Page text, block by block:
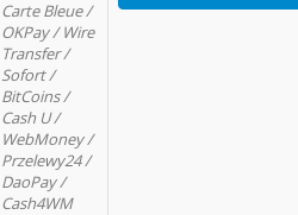
Carte Bleue /
OKPay / Wire
Transfer /
Sofort /
BitCoins /
Cash U /
WebMoney /
Przelewy24 /
DaoPay /
Cash4WM